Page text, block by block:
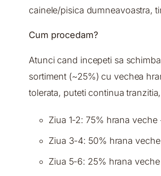
cainele/pisica dumneavoastra,
Cum procedam?
Atunci cand incepeti sa
sortiment (~25%) cu vechea
tolerata, puteti continua
Ziua 1-2: 75% hrana
Ziua 3-4: 50% hrana
Ziua 5-6: 25% hrana